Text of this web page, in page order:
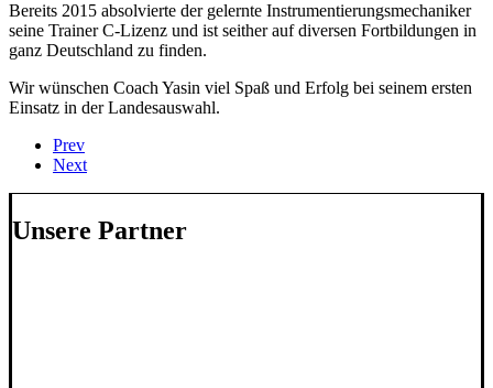
Bereits 2015 absolvierte der gelernte Instrumentierungsmechaniker
seine Trainer C-Lizenz und ist seither auf diversen Fortbildungen in
ganz Deutschland zu finden.
Wir wünschen Coach Yasin viel Spaß und Erfolg bei seinem ersten
Einsatz in der Landesauswahl.
Prev
Next
Unsere Partner